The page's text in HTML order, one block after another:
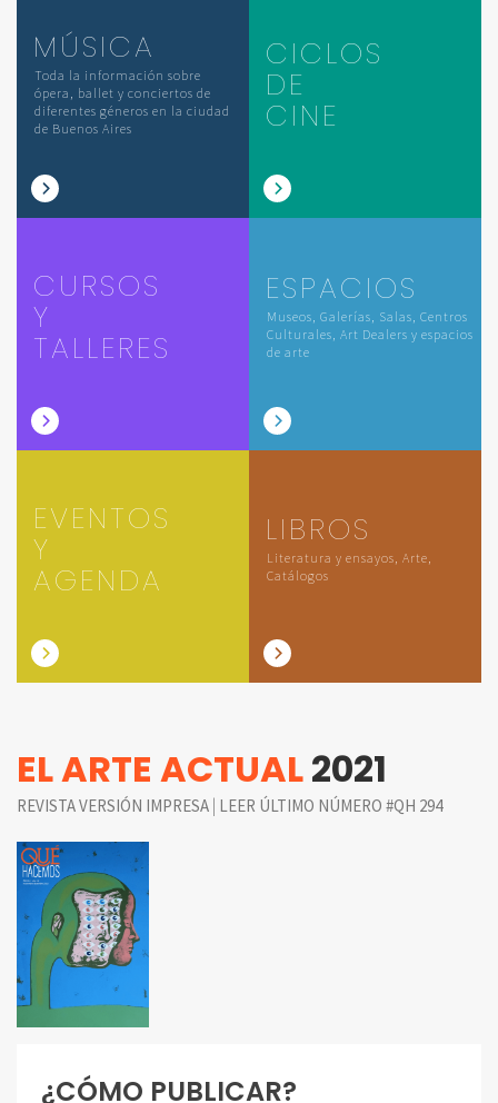
MÚSICA
Toda la información sobre
ópera, ballet y conciertos de
diferentes géneros en la ciudad
de Buenos Aires
CICLOS
DE
CINE
CURSOS
Y
TALLERES
ESPACIOS
Museos, Galerías, Salas, Centros
Culturales, Art Dealers y espacios
de arte
EVENTOS
Y
AGENDA
LIBROS
Literatura y ensayos, Arte,
Catálogos
EL ARTE ACTUAL2021
REVISTA VERSIÓN IMPRESA | LEER ÚLTIMO NÚMERO #QH 294
¿CÓMO PUBLICAR?